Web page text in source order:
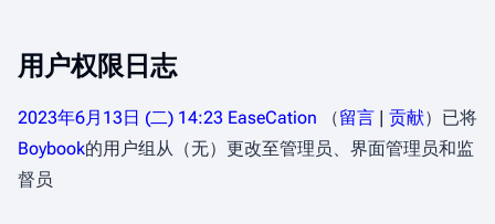
用户权限日志
2023年6月13日 (二) 14:23 EaseCation 留言 贡献
已将
Boybook的用户组从（无）更改至管理员、​界面管理员和​监
督员